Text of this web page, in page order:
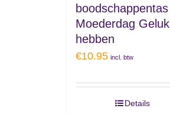
boodschappentas
Moederdag Geluk
hebben
€10.95 incl. btw
Details